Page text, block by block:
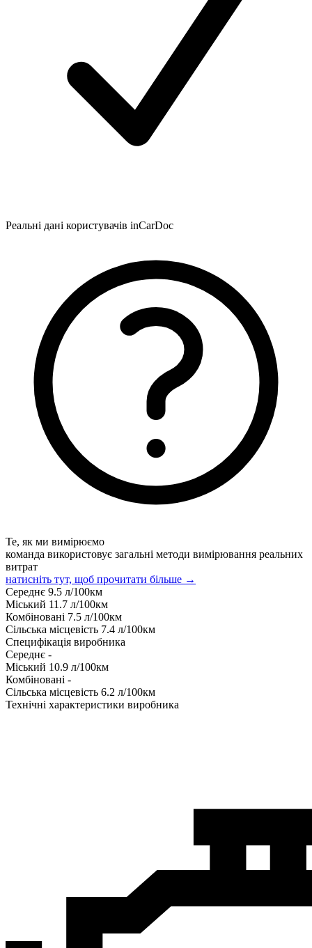
Реальні дані користувачів inCarDoc
Те, як ми вимірюємо
команда використовує загальні методи вимірювання реальних
витрат
натисніть тут, щоб прочитати більше →
Середнє 9.5 л/100км
Міський 11.7 л/100км
Комбіновані 7.5 л/100км
Сільська місцевість 7.4 л/100км
Специфікація виробника
Середнє -
Міський 10.9 л/100км
Комбіновані -
Сільська місцевість 6.2 л/100км
Технічні характеристики виробника